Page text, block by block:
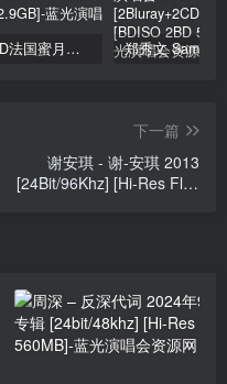
周秀娜3D法国蜜月之旅写真 2010 Eyescream Fiesta Chrissie Chau 2010 [BDISO 22.9GB]
下一篇
谢安琪 - 谢-安琪 2013
[24Bit/96Khz] [Hi-Res Flac